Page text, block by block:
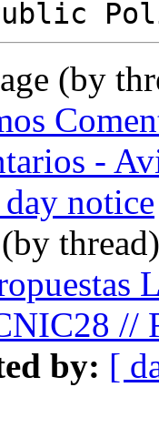
(by
-
notice
(by
//
by: [